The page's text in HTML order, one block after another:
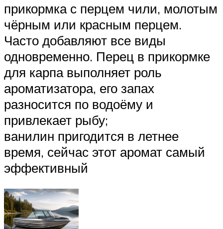
прикормка с перцем чили, молотым
чёрным или красным перцем.
Часто добавляют все виды
одновременно. Перец в прикормке
для карпа выполняет роль
ароматизатора, его запах
разносится по водоёму и
привлекает рыбу;
ванилин пригодится в летнее
время, сейчас этот аромат самый
эффективный